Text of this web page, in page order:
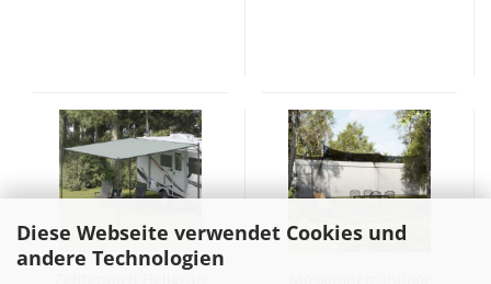
Diese Webseite verwendet Cookies und
andere Technologien